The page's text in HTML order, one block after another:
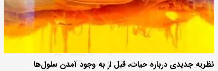
نظریه جدیدی درباره حیات، قبل از به وجود آمدن سلول‌ها